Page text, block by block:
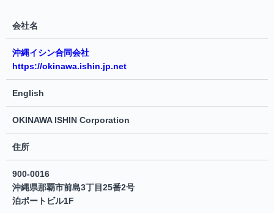
会社名
沖縄イシン合同会社
https://okinawa.ishin.jp.net
English
OKINAWA ISHIN Corporation
住所
900-0016
沖縄県那覇市前島3丁目25番2号
泊ポートビル1F